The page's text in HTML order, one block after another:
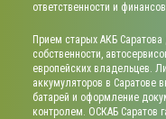
ответственности и
Прием старых АКБ
собственности,
европейских владельцев.
аккумуляторов в Саратове
батарей и оформление
контролем. ОСКАБ Саратов